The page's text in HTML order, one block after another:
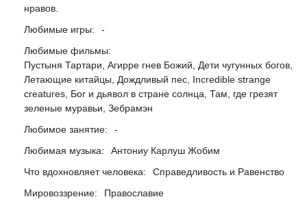
нравов.
Любимые игры:
-
Любимые фильмы:
Пустыня Тартари, Агирре гнев Божий, Дети чугунных богов,
Летающие китайцы, Дождливый пес, Incredible strange
creatures, Бог и дьявол в стране солнца, Там, где грезят
зеленые муравьи, Зебрамэн
Любимое занятие:
-
Любимая музыка:
Антониу Карлуш Жобим
Что вдохновляет человека:
Справедливость и Равенство
Мировоззрение:
Православие